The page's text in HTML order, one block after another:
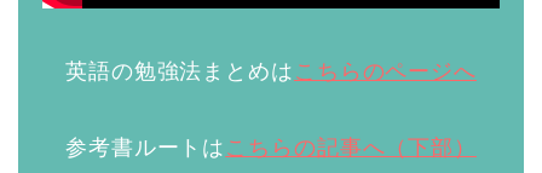
英語の勉強法まとめは こちらのページへ
参考書ルートは こちらの記事へ（下部）